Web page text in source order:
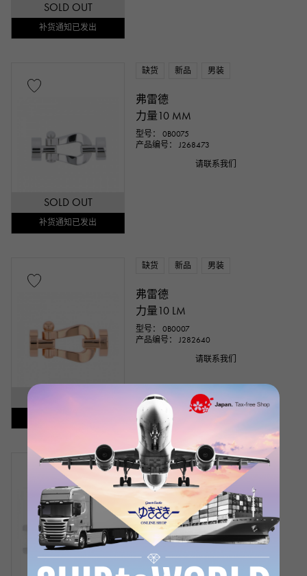
SOLD OUT
补货通知已发出
SOLD OUT
补货通知已发出
缺货 新品 男装
弗雷德
力量10 MM
型号： 0B0075
产品编号： J268473
请联系我们
SOLD OUT
缺货 新品 男装
弗雷德
力量10 LM
型号： 0B0007
产品编号： J282640
请联系我们
缺货 新品 男装
弗雷德
力量10 LM 满钻
型号： 0B0050
产品编号： J268471